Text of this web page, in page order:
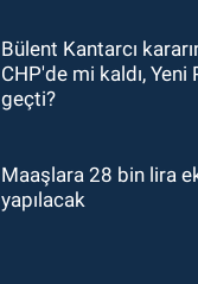
Bülent Kantarcı
CHP'de mi kaldı, Yeni
geçti?
Maaşlara 28 bin lira
yapılacak